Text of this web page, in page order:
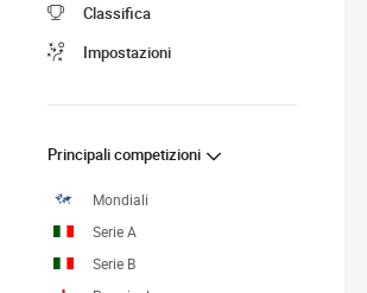
Classifica
Impostazioni
Principali competizioni
Mondiali
Serie A
Serie B